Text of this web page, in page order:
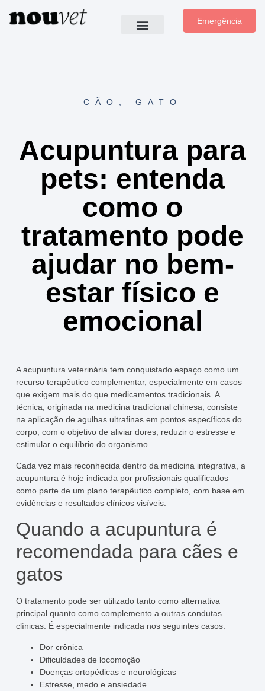
Emergência
CÃO GATO
Acupuntura para
pets: entenda
como o
tratamento pode
ajudar no bem-
estar físico e
emocional
A acupuntura veterinária tem conquistado espaço como um
recurso terapêutico complementar, especialmente em casos
que exigem mais do que medicamentos tradicionais. A
técnica, originada na medicina tradicional chinesa, consiste
na aplicação de agulhas ultrafinas em pontos específicos do
corpo, com o objetivo de aliviar dores, reduzir o estresse e
estimular o equilíbrio do organismo.
Cada vez mais reconhecida dentro da medicina integrativa, a
acupuntura é hoje indicada por profissionais qualificados
como parte de um plano terapêutico completo, com base em
evidências e resultados clínicos visíveis.
Quando a acupuntura é
recomendada para cães e
gatos
O tratamento pode ser utilizado tanto como alternativa
principal quanto como complemento a outras condutas
clínicas. É especialmente indicada nos seguintes casos:
Dor crônica
Dificuldades de locomoção
Doenças ortopédicas e neurológicas
Estresse, medo e ansiedade